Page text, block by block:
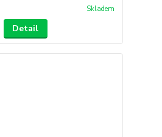
Skladem
Detail